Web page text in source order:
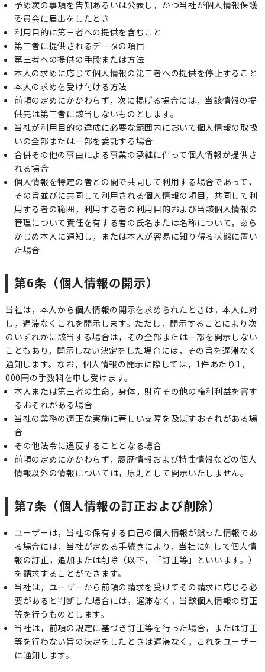
予め次の事項を告知あるいは公表し，かつ当社が個人情報保護
委員会に届出をしたとき
利用目的に第三者への提供を含むこと
第三者に提供されるデータの項目
第三者への提供の手段または方法
本人の求めに応じて個人情報の第三者への提供を停止すること
本人の求めを受け付ける方法
前項の定めにかかわらず，次に掲げる場合には，当該情報の提
供先は第三者に該当しないものとします。
当社が利用目的の達成に必要な範囲内において個人情報の取扱
いの全部または一部を委託する場合
合併その他の事由による事業の承継に伴って個人情報が提供さ
れる場合
個人情報を特定の者との間で共同して利用する場合であって，
その旨並びに共同して利用される個人情報の項目，共同して利
用する者の範囲，利用する者の利用目的および当該個人情報の
管理について責任を有する者の氏名または名称について，あら
かじめ本人に通知し，または本人が容易に知り得る状態に置い
た場合
第6条（個人情報の開示）
当社は，本人から個人情報の開示を求められたときは，本人に対
し，遅滞なくこれを開示します。ただし，開示することにより次
のいずれかに該当する場合は，その全部または一部を開示しない
こともあり，開示しない決定をした場合には，その旨を遅滞なく
通知します。なお，個人情報の開示に際しては，1件あたり1，
000円の手数料を申し受けます。
本人または第三者の生命，身体，財産その他の権利利益を害す
るおそれがある場合
当社の業務の適正な実施に著しい支障を及ぼすおそれがある場
合
その他法令に違反することとなる場合
前項の定めにかかわらず，履歴情報および特性情報などの個人
情報以外の情報については，原則として開示いたしません。
第7条（個人情報の訂正および削除）
ユーザーは，当社の保有する自己の個人情報が誤った情報であ
る場合には，当社が定める手続きにより，当社に対して個人情
報の訂正，追加または削除（以下，「訂正等」といいます。）
を請求することができます。
当社は，ユーザーから前項の請求を受けてその請求に応じる必
要があると判断した場合には，遅滞なく，当該個人情報の訂正
等を行うものとします。
当社は，前項の規定に基づき訂正等を行った場合，または訂正
等を行わない旨の決定をしたときは遅滞なく，これをユーザー
に通知します。